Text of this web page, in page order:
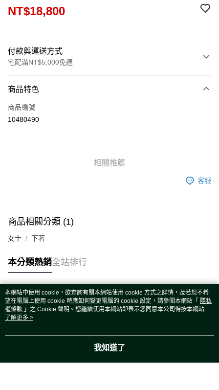
NT$18,800
付款與運送方式
宅配滿NT$5,000免運
信用卡一次付款
LINE Pay
宅配(外島)
每筆NT$120，滿NT$5,000(含以上)免運費
商品特色
商品編號
10480490
相關推薦
客服
商品相關分類 (1)
女士 下著
本分類熱銷全站排行
熱門標籤
本網站中使用 cookie，欲查詢有關本網站使用 cookie 方式之詳情，及若您不希
望在電腦上使用 cookie 時應如何變更電腦的 cookie 設定，請參閱本網站「 隱私
權條款 」之 Cookie 聲明。您繼續使用本網站即表示您同意本公司得按本網站使
用條款之 Cookie 聲明使用 cookie。
了解更多 >
我知道了